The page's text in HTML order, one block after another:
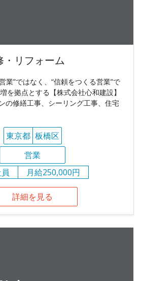
リフォーム
業”ではなく、“信頼をつくる営業”で
を拠点とする【株式会社心和建設】
の修繕工事、シーリング工事、住宅
東京都 板橋区
営業
月給250,000円
詳細を見る